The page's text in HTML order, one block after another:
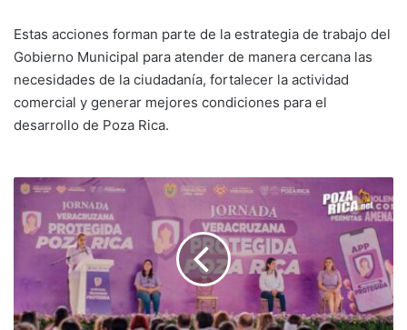
Estas acciones forman parte de la estrategia de trabajo del
Gobierno Municipal para atender de manera cercana las
necesidades de la ciudadanía, fortalecer la actividad
comercial y generar mejores condiciones para el
desarrollo de Poza Rica.
VERACRUZ
FORTALECE
EN
POZA
SU
ESTRATEGIA
ESTATAL